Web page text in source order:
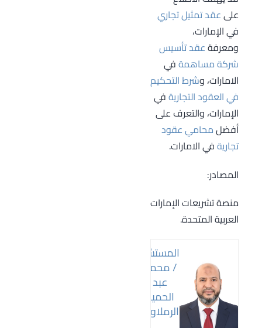
سبيل الاحتراف أن
يمارس أعمال
التوريد أكثر من
مرة.
علىعقد تمثيل تجاري
في الإمارات،
ومعرفةعقد تأسيس
شركة مساهمةفي
الامارات، وشرط التحكيم
في العقود التجاريةفي
الإمارات، والتعرف على
أفضلمحامي عقود
تجاريةفي الامارات.
المصادر:
منصة تشريعات الإمارات
العربية المتحدة.
المستشار
/ محمد
عبد
الحميد
الرملاوي